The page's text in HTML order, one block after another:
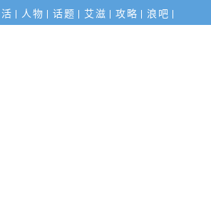
人物 话题 艾滋 攻略 浪吧